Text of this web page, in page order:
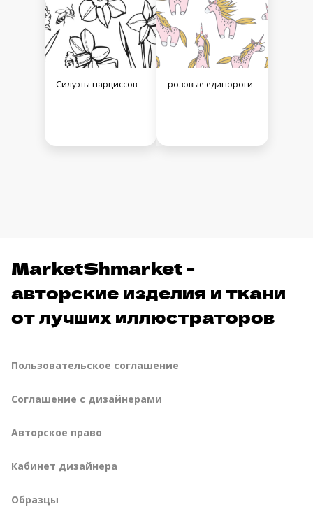
Силуэты нарциссов розовые единороги
MarketShmarket -
авторские изделия и ткани
от лучших иллюстраторов
Пользовательское соглашение
Соглашение с дизайнерами
Авторское право
Кабинет дизайнера
Образцы